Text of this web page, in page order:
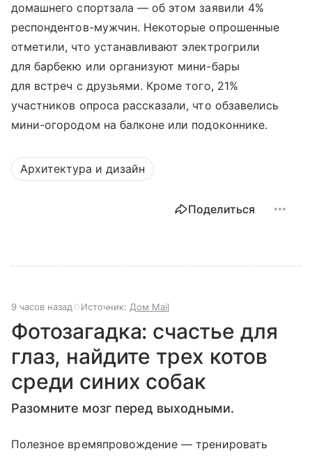
домашнего спортзала — об этом заявили 4%
респондентов-мужчин. Некоторые опрошенные
отметили, что устанавливают электрогрили
для барбекю или организуют мини-бары
для встреч с друзьями. Кроме того, 21%
участников опроса рассказали, что обзавелись
мини-огородом на балконе или подоконнике.
Архитектура и дизайн
Поделиться
9 часов назад Источник: Дом Mail
Фотозагадка: счастье для
глаз, найдите трех котов
среди синих собак
Разомните мозг перед выходными.
Полезное времяпровождение — тренировать